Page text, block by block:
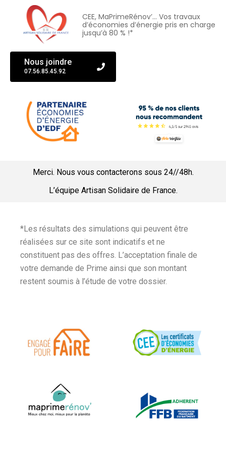
CEE, MaPrimeRénov’… Vos travaux
d’économies d’énergie pris en charge
jusqu’à 80 % !*
Nous joindre
07.56.85.45.92
Merci. Nous vous contacterons sous 24//48h.
L’équipe Artisan Solidaire de France.
*Les résultats des simulations qui peuvent être
réalisées sur ce site sont indicatifs et ne
constituent pas des offres. L’acceptation finale de
votre demande de Prime ainsi que son montant
restent soumis à l’étude de votre dossier.